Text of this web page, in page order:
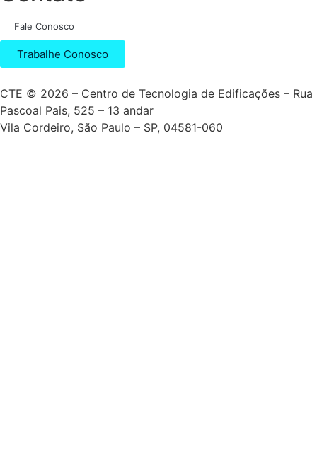
Fale Conosco
Trabalhe Conosco
CTE © 2026 – Centro de Tecnologia de Edificações – Rua
Pascoal Pais, 525 – 13 andar
Vila Cordeiro, São Paulo – SP, 04581-060